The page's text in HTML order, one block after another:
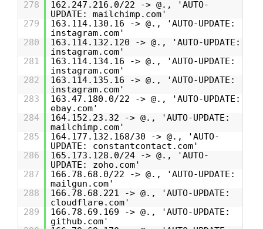
278
162.247.216.0/22 -> @., 'AUTO-
UPDATE: mailchimp.com'
279
163.114.130.16 -> @., 'AUTO-UPDATE:
instagram.com'
280
163.114.132.120 -> @., 'AUTO-UPDATE:
instagram.com'
281
163.114.134.16 -> @., 'AUTO-UPDATE:
instagram.com'
282
163.114.135.16 -> @., 'AUTO-UPDATE:
instagram.com'
283
163.47.180.0/22 -> @., 'AUTO-UPDATE:
ebay.com'
284
164.152.23.32 -> @., 'AUTO-UPDATE:
mailchimp.com'
285
164.177.132.168/30 -> @., 'AUTO-
UPDATE: constantcontact.com'
286
165.173.128.0/24 -> @., 'AUTO-
UPDATE: zoho.com'
287
166.78.68.0/22 -> @., 'AUTO-UPDATE:
mailgun.com'
288
166.78.68.221 -> @., 'AUTO-UPDATE:
cloudflare.com'
289
166.78.69.169 -> @., 'AUTO-UPDATE:
github.com'